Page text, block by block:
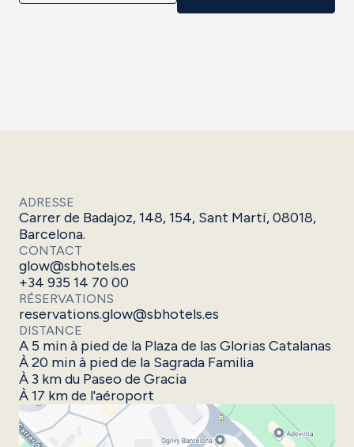
ADRESSE
Carrer de Badajoz, 148, 154, Sant Martí, 08018,
Barcelona.
CONTACT
glow@sbhotels.es
+34 935 14 70 00
RÉSERVATIONS
reservations.glow@sbhotels.es
DISTANCE
A 5 min à pied de la Plaza de las Glorias Catalanas
À 20 min à pied de la Sagrada Familia
À 3 km du Paseo de Gracia
À 17 km de l'aéroport